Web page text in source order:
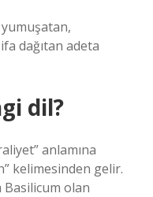
dağıtan adeta
dil?
anlamına
kelimesinden gelir.
Basilicum olan